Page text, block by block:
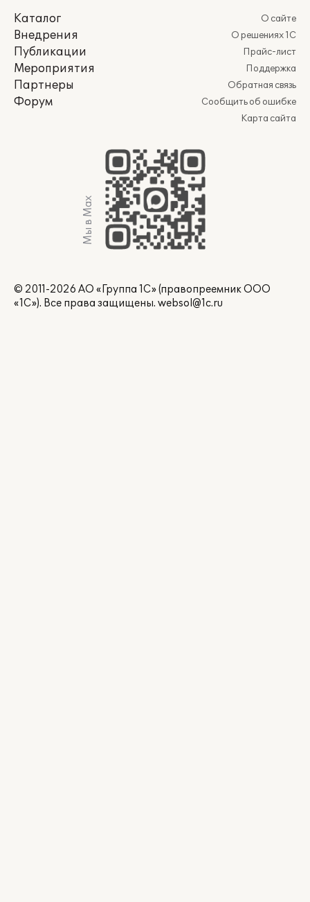
Каталог
Внедрения
Публикации
Мероприятия
Партнеры
Форум
О сайте
О решениях 1С
Прайс-лист
Поддержка
Обратная связь
Сообщить об ошибке
Карта сайта
Мы в Max
© 2011-2026 АО «Группа 1С» (правопреемник ООО
«1С»). Все права защищены. websol@1c.ru